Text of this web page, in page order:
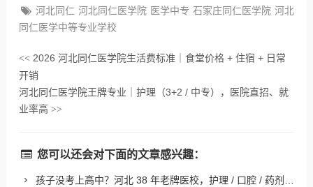
河北同仁 河北同仁医学院 医学中专 石家庄同仁医学院 河北
同仁医学中等专业学校
<<2026 河北同仁医学院生活费标准｜食堂价格 + 住宿 + 日常
开销
河北同仁医学院王牌专业｜护理（3+2 / 中专），医院直招、就
业率高 >>
您可以还会对下面的文章感兴趣：
孩子没考上高中？河北 38 年老牌医校，护理 / 口腔 / 药剂热门专业还能报名